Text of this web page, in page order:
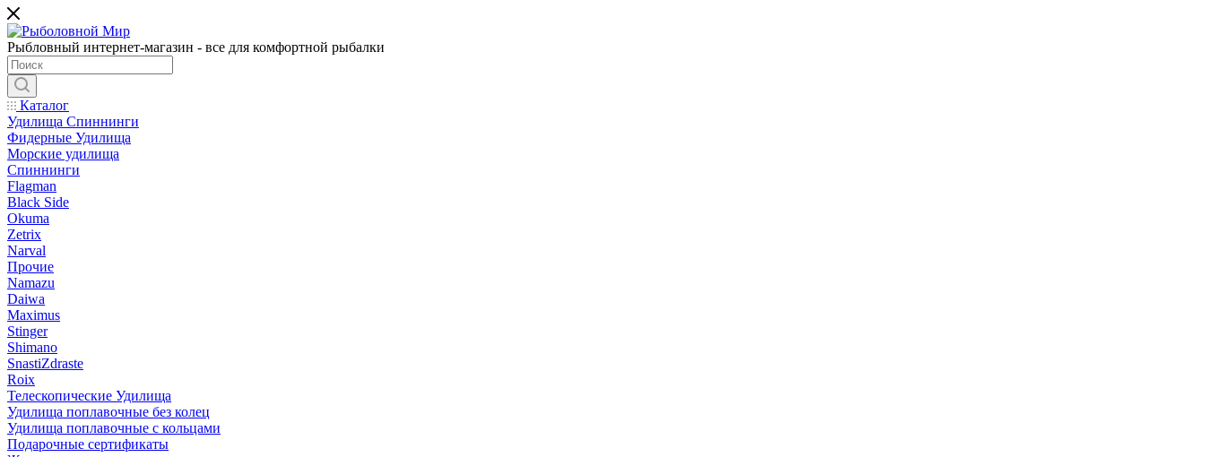
Рыбловный интернет-магазин - все для комфортной рыбалки
Каталог
Удилища Спиннинги
Фидерные Удилища
Морские удилища
Спиннинги
Flagman
Black Side
Okuma
Zetrix
Narval
Прочие
Namazu
Daiwa
Maximus
Stinger
Shimano
SnastiZdraste
Roix
Телескопические Удилища
Удилища поплавочные без колец
Удилища поплавочные с кольцами
Подарочные сертификаты